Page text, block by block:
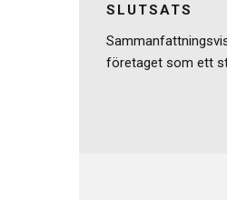
SLUTSATS
företaget som ett